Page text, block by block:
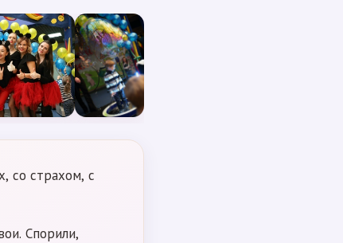
со страхом, с
Спорили,